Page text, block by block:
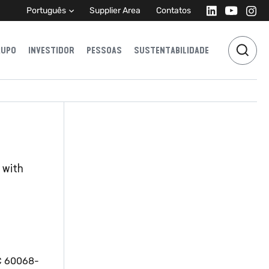
Português Supplier Area Contatos
INVESTIDOR PESSOAS SUSTENTABILIDADE
with
60068-